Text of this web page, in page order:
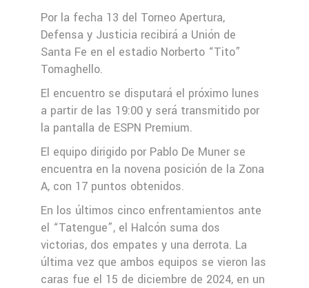
Por la fecha 13 del Torneo Apertura,
Defensa y Justicia recibirá a Unión de
Santa Fe en el estadio Norberto “Tito”
Tomaghello.
El encuentro se disputará el próximo lunes
a partir de las 19:00 y será transmitido por
la pantalla de ESPN Premium.
El equipo dirigido por Pablo De Muner se
encuentra en la novena posición de la Zona
A, con 17 puntos obtenidos.
En los últimos cinco enfrentamientos ante
el “Tatengue”, el Halcón suma dos
victorias, dos empates y una derrota. La
última vez que ambos equipos se vieron las
caras fue el 15 de diciembre de 2024, en un